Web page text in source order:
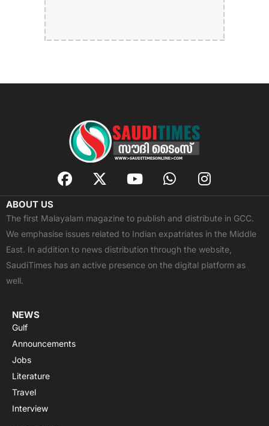
F
a
c
e
b
o
o
k
X
-
t
w
i
t
t
e
Y
o
u
t
u
b
e
W
h
a
t
s
a
p
p
I
n
s
t
a
g
r
a
ABOUT US
The first Malayalam magazine to publish and distribute in GCC.
We emphasise issues related to Indian expatriates in the Middle
East. In addition to news distribution through the website,
SaudiTimes has an active presence on the digital platform as
well.
NEWS
Gulf
Announcements
Jobs
Literature
Travel
Interview